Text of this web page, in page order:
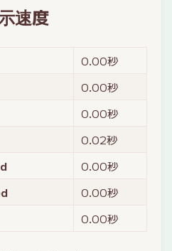
速度
0.00秒
0.00秒
0.00秒
0.02秒
0.00秒
0.00秒
0.00秒